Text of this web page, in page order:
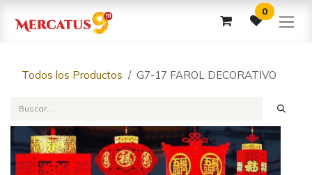
0
Todos los Productos G7-17 FAROL DECORATIVO